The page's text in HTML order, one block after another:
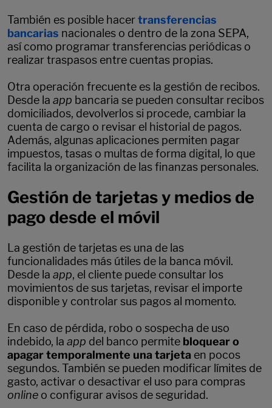
También es posible hacertransferencias
bancarias nacionales o dentro de la zona SEPA,
así como programar transferencias periódicas o
realizar traspasos entre cuentas propias.
Otra operación frecuente es la gestión de recibos.
Desde la app bancaria se pueden consultar recibos
domiciliados, devolverlos si procede, cambiar la
cuenta de cargo o revisar el historial de pagos.
Además, algunas aplicaciones permiten pagar
impuestos, tasas o multas de forma digital, lo que
facilita la organización de las finanzas personales.
Gestión de tarjetas y medios de
pago desde el móvil
La gestión de tarjetas es una de las
funcionalidades más útiles de la banca móvil.
Desde la app, el cliente puede consultar los
movimientos de sus tarjetas, revisar el importe
disponible y controlar sus pagos al momento.
En caso de pérdida, robo o sospecha de uso
indebido, la app del banco permite bloquear o
apagar temporalmente una tarjeta en pocos
segundos. También se pueden modificar límites de
gasto, activar o desactivar el uso para compras
online o configurar avisos de seguridad.